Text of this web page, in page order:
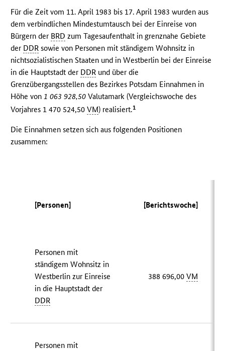
Für die Zeit vom 11. April 1983 bis 17. April 1983 wurden aus
dem verbindlichen Mindestumtausch bei der Einreise von
Bürgern der BRD zum Tagesaufenthalt in grenznahe Gebiete
der DDR sowie von Personen mit ständigem Wohnsitz in
nichtsozialistischen Staaten und in Westberlin bei der Einreise
in die Hauptstadt der DDR und über die
Grenzübergangsstellen des Bezirkes Potsdam Einnahmen in
Höhe von1 063 928,50 Valutamark (Vergleichswoche des
Vorjahres 1 470 524,50VM) realisiert.1
Die Einnahmen setzen sich aus folgenden Positionen
zusammen:
[Personen] [Berichtswoche]
Personen mit
ständigem Wohnsitz in
Westberlin zur Einreise
in die Hauptstadt der
DDR
388 696,00VM
Personen mit